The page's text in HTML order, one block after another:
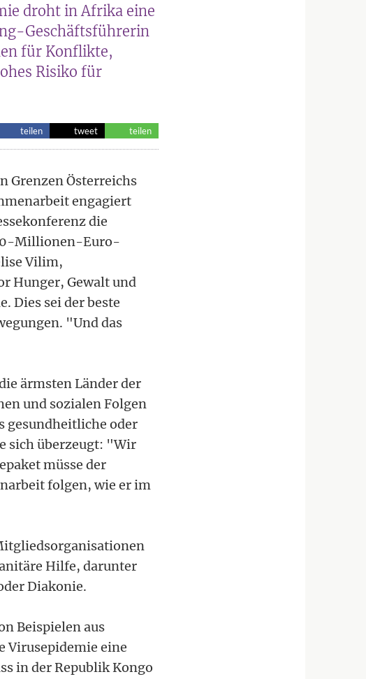
droht in Afrika eine
Geschäftsführerin
für Konflikte,
Risiko für
teilen tweet teilen
Grenzen Österreichs
engagiert
die
Millionen-Euro-
Vilim,
Hunger, Gewalt und
Dies sei der beste
"Und das
ärmsten Länder der
und sozialen Folgen
gesundheitliche oder
sich überzeugt: "Wir
müsse der
folgen, wie er im
Hilfe, darunter
Diakonie.
Beispielen aus
Virusepidemie eine
in der Republik Kongo